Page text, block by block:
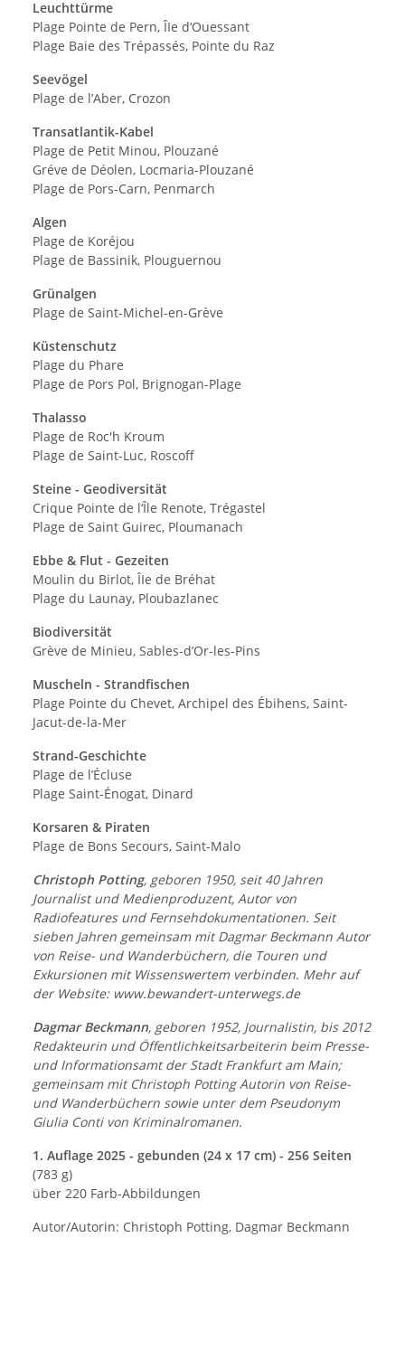
Leuchttürme
Plage Pointe de Pern, ÎIe d‘Ouessant
Plage Baie des Trépassés, Pointe du Raz
Seevögel
Plage de l’Aber, Crozon
Transatlantik-Kabel
Plage de Petit Minou, Plouzané
Gréve de Déolen, Locmaria-Plouzané
Plage de Pors-Carn, Penmarch
Algen
Plage de Koréjou
Plage de Bassinik, Plouguernou
Grünalgen
Plage de Saint-Michel-en-Grève
Küstenschutz
Plage du Phare
Plage de Pors Pol, Brignogan-Plage
Thalasso
Plage de Roc'h Kroum
Plage de Saint-Luc, Roscoff
Steine - Geodiversität
Crique Pointe de l‘Île Renote, Trégastel
Plage de Saint Guirec, Ploumanach
Ebbe & Flut - Gezeiten
Moulin du Birlot, ÎIe de Bréhat
Plage du Launay, Ploubazlanec
Biodiversität
Grève de Minieu, Sables-d’Or-les-Pins
Muscheln - Strandfischen
Plage Pointe du Chevet, Archipel des Ébihens, Saint-
Jacut-de-la-Mer
Strand-Geschichte
Plage de l’Écluse
Plage Saint-Énogat, Dinard
Korsaren & Piraten
Plage de Bons Secours, Saint-Malo
Christoph Potting, geboren 1950, seit 40 Jahren
Journalist und Medienproduzent, Autor von
Radiofeatures und Fernsehdokumentationen. Seit
sieben Jahren gemeinsam mit Dagmar Beckmann Autor
von Reise- und Wanderbüchern, die Touren und
Exkursionen mit Wissenswertem verbinden. Mehr auf
der Website: www.bewandert-unterwegs.de
Dagmar Beckmann, geboren 1952, Journalistin, bis 2012
Redakteurin und Öffentlichkeitsarbeiterin beim Presse-
und Informationsamt der Stadt Frankfurt am Main;
gemeinsam mit Christoph Potting Autorin von Reise-
und Wanderbüchern sowie unter dem Pseudonym
Giulia Conti von Kriminalromanen.
1. Auflage 2025 - gebunden (24 x 17 cm) - 256 Seiten
(783 g)
über 220 Farb-Abbildungen
Autor/Autorin: Christoph Potting, Dagmar Beckmann